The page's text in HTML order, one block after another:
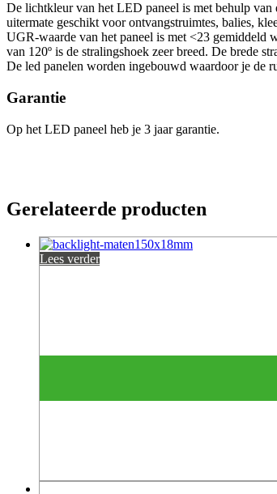
De lichtkleur van het LED paneel is met behulp
uitermate geschikt voor ontvangstruimtes, balies,
UGR-waarde van het paneel is met <23 gemiddeld
van 120º is de stralingshoek zeer breed. De brede
De led panelen worden ingebouwd waardoor je de
Garantie
Op het LED paneel heb je 3 jaar garantie.
Gerelateerde producten
Lees verder